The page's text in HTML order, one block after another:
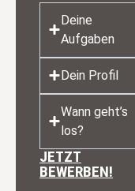
Deine
Aufgaben
Dein Profil
Wann geht’s
los?
JETZT
BEWERBEN!